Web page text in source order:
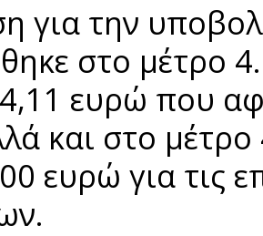
για την
στο μέτρο
ευρώ που
και στο
ευρώ για τις